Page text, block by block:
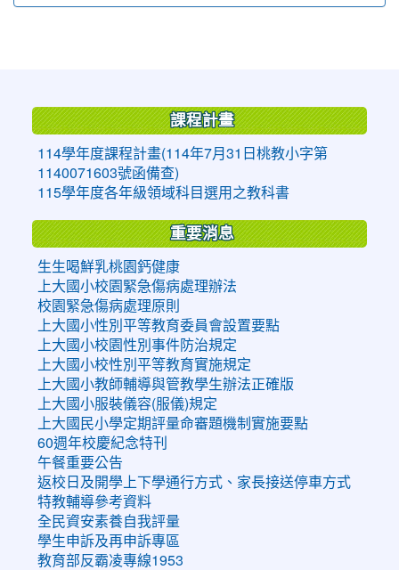
課程計畫
114學年度課程計畫(114年7月31日桃教小字第
1140071603號函備查)
115學年度各年級領域科目選用之教科書
重要消息
生生喝鮮乳桃園鈣健康
上大國小校園緊急傷病處理辦法
校園緊急傷病處理原則
上大國小性別平等教育委員會設置要點
上大國小校園性別事件防治規定
上大國小校性別平等教育實施規定
上大國小教師輔導與管教學生辦法正確版
上大國小服裝儀容(服儀)規定
上大國民小學定期評量命審題機制實施要點
60週年校慶紀念特刊
午餐重要公告
返校日及開學上下學通行方式、家長接送停車方式
特教輔導參考資料
全民資安素養自我評量
學生申訴及再申訴專區
教育部反霸凌專線1953